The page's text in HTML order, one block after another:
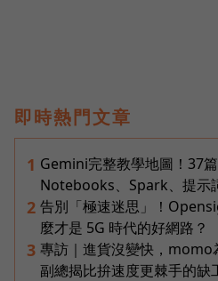
即時熱門文章
1 Gemini完整教學地圖！37篇
Notebooks、Spark、提示
2 告別「極速迷思」！
麼才是 5G 時代的好網路？
3 專訪｜進貨沒變快，momo
副總揭比拚速度更棘手的缺